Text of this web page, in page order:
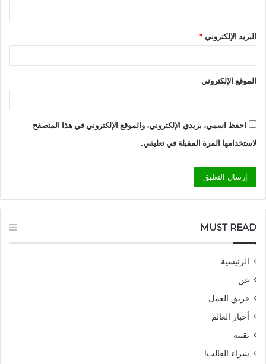
البريد الإلكتروني*
الموقع الإلكتروني
احفظ اسمي، بريدي الإلكتروني، والموقع الإلكتروني في هذا المتصفح
لاستخدامها المرة المقبلة في تعليقي.
MUST READ
الرئيسية
عن
فريق العمل
أخبار العالم
تقنية
شراء القالب!